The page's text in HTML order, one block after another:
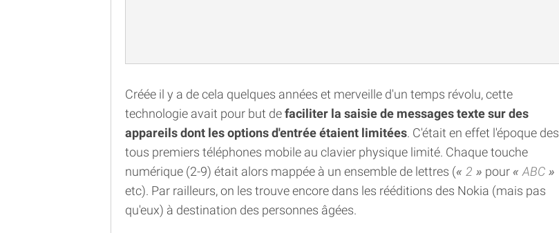
Créée il y a de cela quelques années et merveille d'un temps révolu, cette
technologie avait pour but defaciliter la saisie de messages texte sur des
appareils dont les options d'entrée étaient limitées. C'était en effet l'époque des
tous premiers téléphones mobile au clavier physique limité. Chaque touche
numérique (2-9) était alors mappée à un ensemble de lettres (
2 pour
ABC
etc). Par railleurs, on les trouve encore dans les rééditions des Nokia (mais pas
qu'eux) à destination des personnes âgées.